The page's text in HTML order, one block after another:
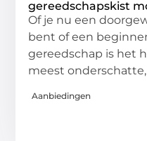
gereedschapskist
Of je nu een
bent of een
gereedschap is het
meest
Aanbiedingen